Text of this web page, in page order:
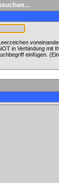
in Verbindung mit
einfügen.